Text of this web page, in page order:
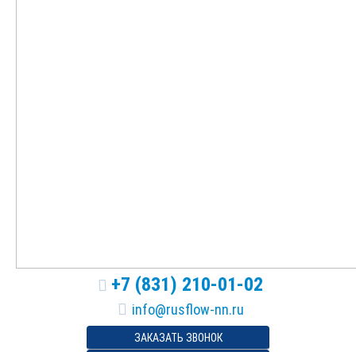
+7 (831) 210-01-02
ЗАКАЗАТЬ ЗВОНОК